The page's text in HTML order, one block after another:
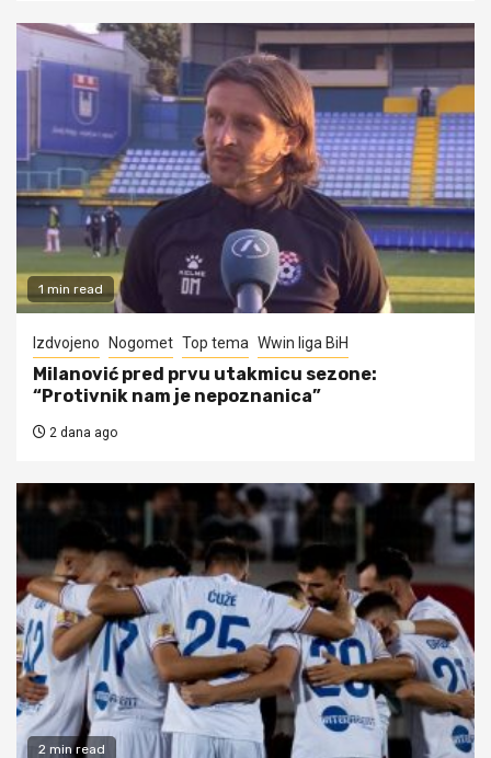
1 min read
Izdvojeno Nogomet Top tema Wwin liga BiH
Milanović pred prvu utakmicu sezone:
“Protivnik nam je nepoznanica”
2 dana ago
2 min read